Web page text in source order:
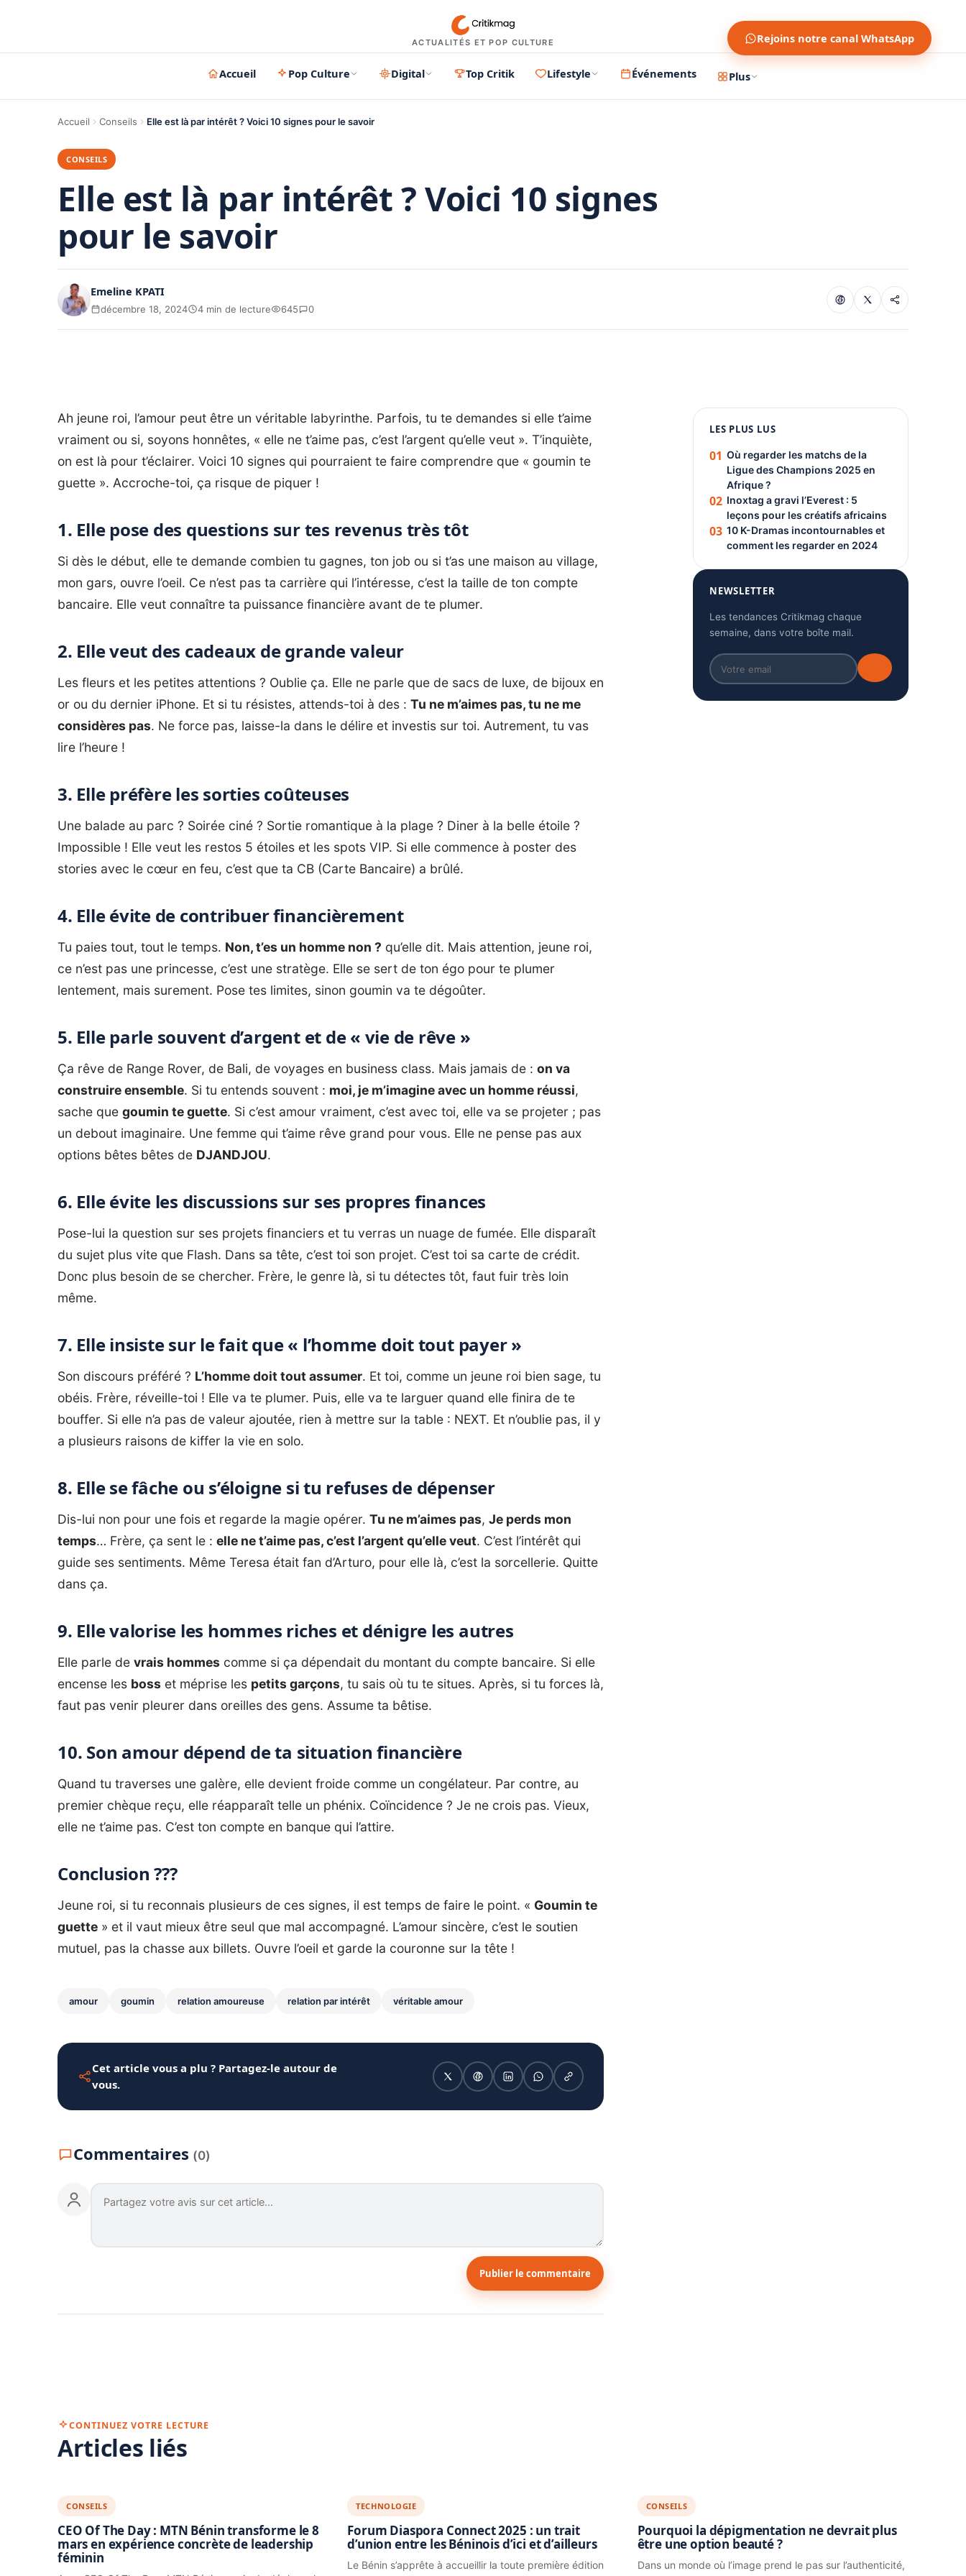
ACTUALITÉS ET POP CULTURE Rejoins notre canal WhatsApp
Accueil Pop Culture Digital Top Critik Lifestyle Événements Plus
Accueil Conseils Elle est là par intérêt ? Voici 10 signes pour le savoir
CONSEILS
Elle est là par intérêt ? Voici 10 signes
pour le savoir
Emeline KPATI
décembre 18, 2024 4 min de lecture 645 0
Ah jeune roi, l’amour peut être un véritable labyrinthe. Parfois, tu te demandes si elle t’aime
vraiment ou si, soyons honnêtes, « elle ne t’aime pas, c’est l’argent qu’elle veut ». T’inquiète,
on est là pour t’éclairer. Voici 10 signes qui pourraient te faire comprendre que « goumin te
guette ». Accroche-toi, ça risque de piquer !
1. Elle pose des questions sur tes revenus très tôt
Si dès le début, elle te demande combien tu gagnes, ton job ou si t’as une maison au village,
mon gars, ouvre l’oeil. Ce n’est pas ta carrière qui l’intéresse, c’est la taille de ton compte
bancaire. Elle veut connaître ta puissance financière avant de te plumer.
2. Elle veut des cadeaux de grande valeur
Les fleurs et les petites attentions ? Oublie ça. Elle ne parle que de sacs de luxe, de bijoux en
or ou du dernier iPhone. Et si tu résistes, attends-toi à des : Tu ne m’aimes pas, tu ne me
considères pas. Ne force pas, laisse-la dans le délire et investis sur toi. Autrement, tu vas
lire l’heure !
3. Elle préfère les sorties coûteuses
Une balade au parc ? Soirée ciné ? Sortie romantique à la plage ? Diner à la belle étoile ?
Impossible ! Elle veut les restos 5 étoiles et les spots VIP. Si elle commence à poster des
stories avec le cœur en feu, c’est que ta CB (Carte Bancaire) a brûlé.
4. Elle évite de contribuer financièrement
Tu paies tout, tout le temps. Non, t’es un homme non ? qu’elle dit. Mais attention, jeune roi,
ce n’est pas une princesse, c’est une stratège. Elle se sert de ton égo pour te plumer
lentement, mais surement. Pose tes limites, sinon goumin va te dégoûter.
5. Elle parle souvent d’argent et de « vie de rêve »
Ça rêve de Range Rover, de Bali, de voyages en business class. Mais jamais de : on va
construire ensemble. Si tu entends souvent : moi, je m’imagine avec un homme réussi,
sache que goumin te guette. Si c’est amour vraiment, c’est avec toi, elle va se projeter ; pas
un debout imaginaire. Une femme qui t’aime rêve grand pour vous. Elle ne pense pas aux
options bêtes bêtes de DJANDJOU.
6. Elle évite les discussions sur ses propres finances
Pose-lui la question sur ses projets financiers et tu verras un nuage de fumée. Elle disparaît
du sujet plus vite que Flash. Dans sa tête, c’est toi son projet. C’est toi sa carte de crédit.
Donc plus besoin de se chercher. Frère, le genre là, si tu détectes tôt, faut fuir très loin
même.
7. Elle insiste sur le fait que « l’homme doit tout payer »
Son discours préféré ? L’homme doit tout assumer. Et toi, comme un jeune roi bien sage, tu
obéis. Frère, réveille-toi ! Elle va te plumer. Puis, elle va te larguer quand elle finira de te
bouffer. Si elle n’a pas de valeur ajoutée, rien à mettre sur la table : NEXT. Et n’oublie pas, il y
a plusieurs raisons de kiffer la vie en solo.
8. Elle se fâche ou s’éloigne si tu refuses de dépenser
Dis-lui non pour une fois et regarde la magie opérer. Tu ne m’aimes pas, Je perds mon
temps… Frère, ça sent le : elle ne t’aime pas, c’est l’argent qu’elle veut. C’est l’intérêt qui
guide ses sentiments. Même Teresa était fan d’Arturo, pour elle là, c’est la sorcellerie. Quitte
dans ça.
9. Elle valorise les hommes riches et dénigre les autres
Elle parle de vrais hommes comme si ça dépendait du montant du compte bancaire. Si elle
encense les boss et méprise les petits garçons, tu sais où tu te situes. Après, si tu forces là,
faut pas venir pleurer dans oreilles des gens. Assume ta bêtise.
10. Son amour dépend de ta situation financière
Quand tu traverses une galère, elle devient froide comme un congélateur. Par contre, au
premier chèque reçu, elle réapparaît telle un phénix. Coïncidence ? Je ne crois pas. Vieux,
elle ne t’aime pas. C’est ton compte en banque qui l’attire.
Conclusion ???
Jeune roi, si tu reconnais plusieurs de ces signes, il est temps de faire le point. « Goumin te
guette » et il vaut mieux être seul que mal accompagné. L’amour sincère, c’est le soutien
mutuel, pas la chasse aux billets. Ouvre l’oeil et garde la couronne sur la tête !
amour goumin relation amoureuse relation par intérêt véritable amour
Cet article vous a plu ? Partagez-le autour de
vous.
PUBLICITÉ
LES PLUS LUS
01 Où regarder les matchs de la
Ligue des Champions 2025 en
Afrique ?
02 Inoxtag a gravi l’Everest : 5
leçons pour les créatifs africains
03 10 K-Dramas incontournables et
comment les regarder en 2024
NEWSLETTER
Les tendances Critikmag chaque
semaine, dans votre boîte mail.
Commentaires (0)
Publier le commentaire
CONTINUEZ VOTRE LECTURE
Articles liés
CONSEILS
CEO Of The Day : MTN Bénin transforme le 8
mars en expérience concrète de leadership
féminin
TECHNOLOGIE
Forum Diaspora Connect 2025 : un trait
d’union entre les Béninois d’ici et d’ailleurs
Le Bénin s’apprête à accueillir la toute première édition
CONSEILS
Pourquoi la dépigmentation ne devrait plus
être une option beauté ?
Dans un monde où l’image prend le pas sur l’authenticité,